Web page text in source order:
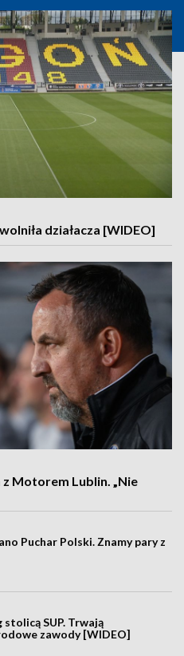
działacza [WIDEO]
Motorem Lublin. „Nie
Puchar Polski. Znamy pary z
stolicą SUP. Trwają
zawody [WIDEO]